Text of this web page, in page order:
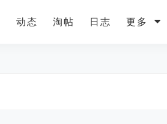
动态 淘帖 日志 更多